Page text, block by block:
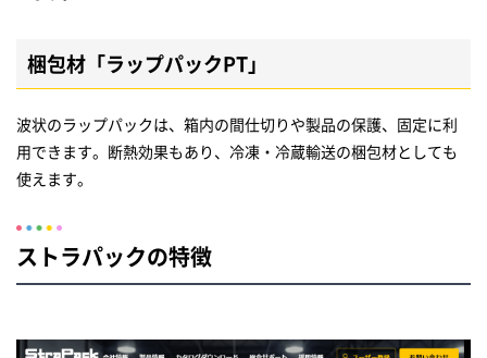
梱包材「ラップパックPT」
波状のラップパックは、箱内の間仕切りや製品の保護、固定に利
用できます。断熱効果もあり、冷凍・冷蔵輸送の梱包材としても
使えます。
ストラパックの特徴